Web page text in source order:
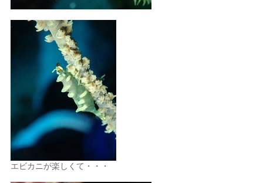
エビカニが楽しくて・・・